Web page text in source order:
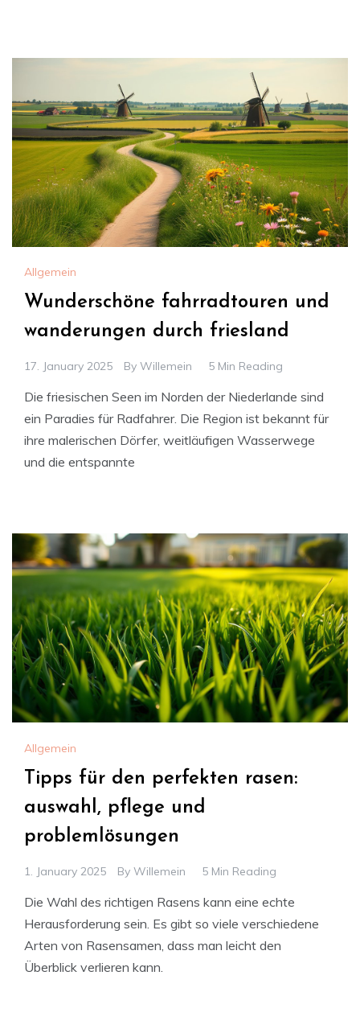
Allgemein
Wunderschöne fahrradtouren und
wanderungen durch friesland
17. January 2025 By Willemein 5 Min Reading
Die friesischen Seen im Norden der Niederlande sind
ein Paradies für Radfahrer. Die Region ist bekannt für
ihre malerischen Dörfer, weitläufigen Wasserwege
und die entspannte
Allgemein
Tipps für den perfekten rasen:
auswahl, pflege und
problemlösungen
1. January 2025 By Willemein 5 Min Reading
Die Wahl des richtigen Rasens kann eine echte
Herausforderung sein. Es gibt so viele verschiedene
Arten von Rasensamen, dass man leicht den
Überblick verlieren kann.